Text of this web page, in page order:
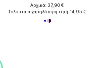
Αρχικά: 37,90 €
Τελευταία χαμηλότερη τιμή:14,95 €